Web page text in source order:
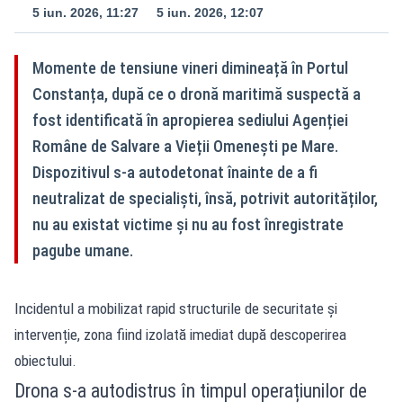
5 iun. 2026, 11:27 5 iun. 2026, 12:07
Momente de tensiune vineri dimineață în Portul
Constanța, după ce o dronă maritimă suspectă a
fost identificată în apropierea sediului Agenției
Române de Salvare a Vieții Omenești pe Mare.
Dispozitivul s-a autodetonat înainte de a fi
neutralizat de specialiști, însă, potrivit autorităților,
nu au existat victime și nu au fost înregistrate
pagube umane.
Incidentul a mobilizat rapid structurile de securitate și
intervenție, zona fiind izolată imediat după descoperirea
obiectului.
Drona s-a autodistrus în timpul operațiunilor de